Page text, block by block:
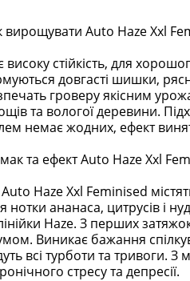
вирощувати Auto Haze Xxl
стійкість, для
довгасті шишки,
гроверу якісним
та вологої деревини.
немає жодних, ефект
та ефект Auto Haze Xxl
Haze Xxl Feminised
ананаса, цитрусів і
Haze. З перших
Виникає бажання
всі турботи та тривоги.
стресу та депресії.